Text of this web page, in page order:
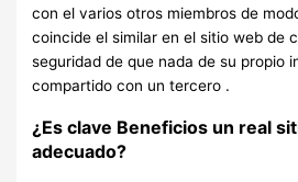
con el varios otros miembros de
coincide el similar en el sitio web de
seguridad de que nada de su propio
compartido con un tercero .
¿Es clave Beneficios un real
adecuado?